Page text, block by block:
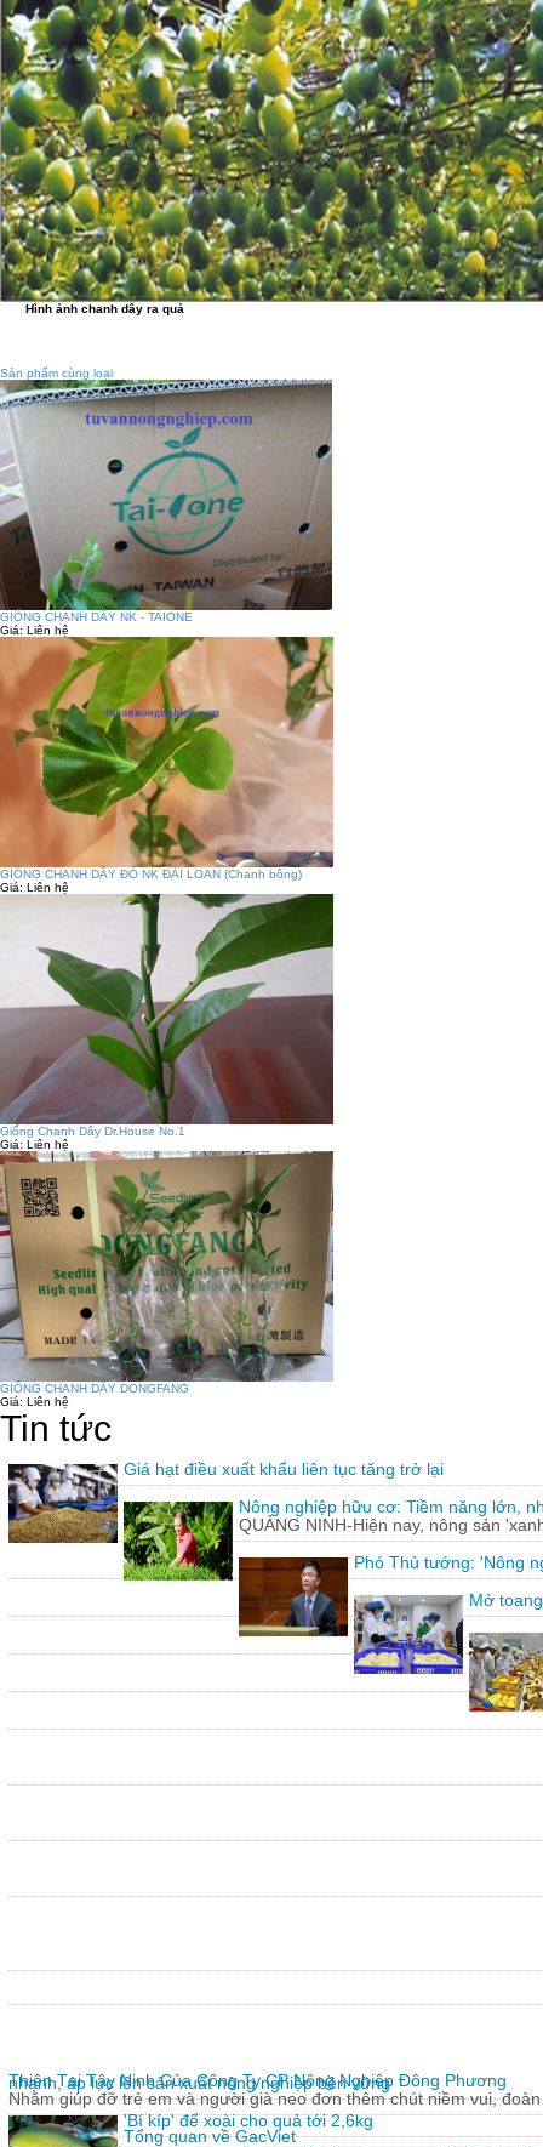
Hình ảnh chanh dây ra quả
Sản phẩm cùng loại
GIỐNG CHANH DÂY NK - TAIONE
Giá: Liên hệ
GIỐNG CHANH DÂY ĐỎ NK ĐÀI LOAN (Chanh bông)
Giá: Liên hệ
Giống Chanh Dây Dr.House No.1
Giá: Liên hệ
GIỐNG CHANH DÂY DONGFANG
Giá: Liên hệ
Tin tức
Giá hạt điều xuất khẩu liên tục tăng trở lại
Nông nghiệp hữu cơ: Tiềm năng lớn,
QUẢNG NINH-Hiện nay, nông sản
Phó Thủ tướng: 'Nông
Mở
nhanh, áp lực lên sản xuất nông nghiệp bền vững
'Bí kíp' để xoài cho quả tới 2,6kg
Thiện Tại Tây Ninh Của Công Ty CP Nông Nghiệp Đông Phương
Nhằm giúp đỡ trẻ em và người già neo đơn thêm chút niềm vui,
Tổng quan về GacViet